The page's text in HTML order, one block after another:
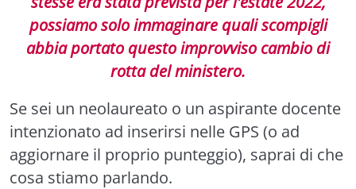
possiamo solo immaginare quali scompigli
abbia portato questo improvviso cambio di
rotta del ministero.
Se sei un neolaureato o un aspirante docente
intenzionato ad inserirsi nelle GPS (o ad
aggiornare il proprio punteggio), saprai di che
cosa stiamo parlando.